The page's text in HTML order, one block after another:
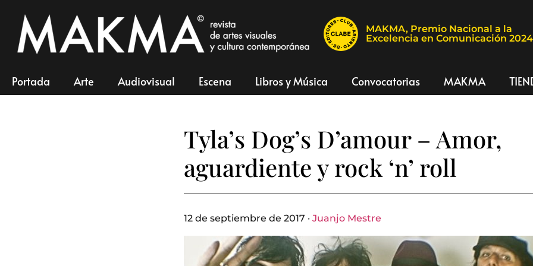
MAKMA, Premio Nacional a la
Excelencia en Comunicación 2024
Portada Arte Audiovisual Escena Libros y Música Convocatorias MAKMA
Tyla’s Dog’s D’amour – Amor,
aguardiente y rock ‘n’ roll
12 de septiembre de 2017 · Juanjo Mestre